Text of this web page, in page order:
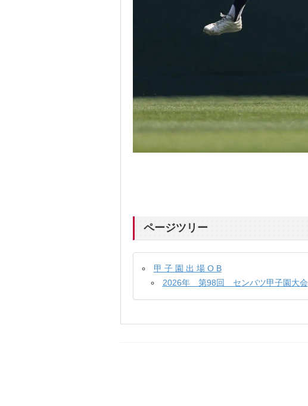
ページツリー
甲 子 園 出 場 O B
2026年 第98回 センバツ甲子園大会